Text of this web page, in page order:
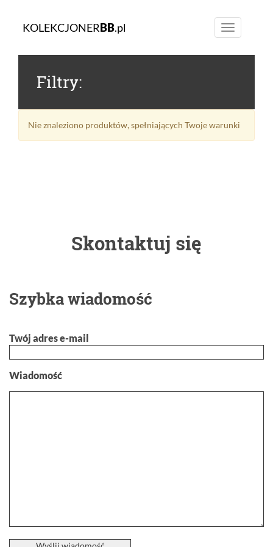
Toggle
navigation
KOLEKCJONERBB.pl
Filtry:
Nie znaleziono produktów, spełniających Twoje warunki
Skontaktuj się
Szybka wiadomość
Twój adres e-mail
Wiadomość